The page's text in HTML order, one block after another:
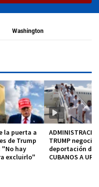
Washington
la puerta a
de Trump
"No hay
excluirlo"
TRUMP negocia
deportación de
CUBANOS A